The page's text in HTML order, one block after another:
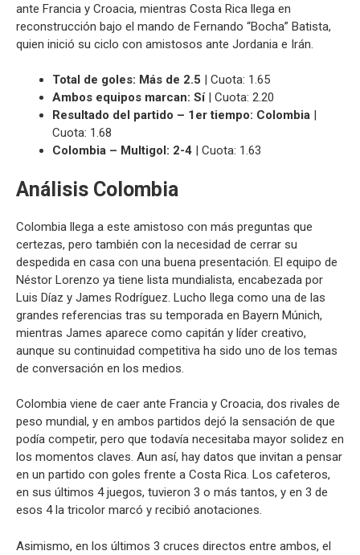
ante Francia y Croacia, mientras Costa Rica llega en
reconstrucción bajo el mando de Fernando “Bocha” Batista,
quien inició su ciclo con amistosos ante Jordania e Irán.
Total de goles: Más de 2.5 | Cuota: 1.65
Ambos equipos marcan: Sí| Cuota: 2.20
Resultado del partido – 1er tiempo: Colombia |
Cuota: 1.68
Colombia – Multigol: 2-4 | Cuota: 1.63
Análisis Colombia
Colombia llega a este amistoso con más preguntas que
certezas, pero también con la necesidad de cerrar su
despedida en casa con una buena presentación. El equipo de
Néstor Lorenzo ya tiene lista mundialista, encabezada por
Luis Díaz y James Rodríguez. Lucho llega como una de las
grandes referencias tras su temporada en Bayern Múnich,
mientras James aparece como capitán y líder creativo,
aunque su continuidad competitiva ha sido uno de los temas
de conversación en los medios.
Colombia viene de caer ante Francia y Croacia, dos rivales de
peso mundial, y en ambos partidos dejó la sensación de que
podía competir, pero que todavía necesitaba mayor solidez en
los momentos claves. Aun así, hay datos que invitan a pensar
en un partido con goles frente a Costa Rica. Los cafeteros,
en sus últimos 4 juegos, tuvieron 3 o más tantos, y en 3 de
esos 4 la tricolor marcó y recibió anotaciones.
Asimismo, en los últimos 3 cruces directos entre ambos, el